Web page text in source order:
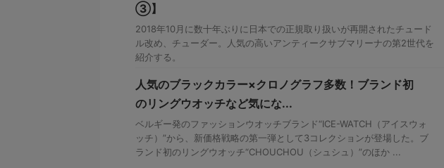
③】
2018年10月に数十年ぶりに日本での正規取り扱いが再開されたチュード
ル改め、チューダー。人気の高いアンティークサブマリーナの第2世代を
紹介する。
人気のブラックカラー×クロノグラフ多数！ブランド初
のリングウオッチなど気にな...
ベルギー発のファッションウオッチブランド“ICE-WATCH（アイスウォ
ッチ）”から、新価格戦略の第一弾として3コレクションが登場した。ブ
ランド初のリングウオッチ“CHOUCHOU（シュシュ）”のほか ...